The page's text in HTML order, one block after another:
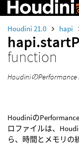
Houdini 21.0 hapi
function
Houdiniの
Houdiniの
ロファイルは、
ら、時間とメモリの